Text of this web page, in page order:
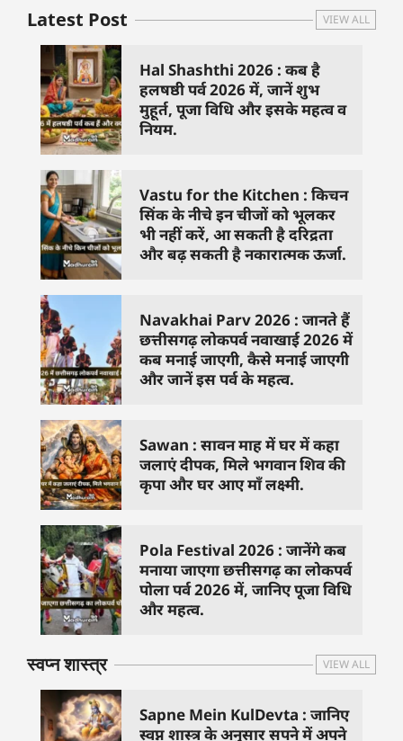
Latest Post VIEW ALL
Hal Shashthi 2026 : कब है
हलषष्ठी पर्व 2026 में, जानें शुभ
मुहूर्त, पूजा विधि और इसके महत्व व
नियम.
Vastu for the Kitchen : किचन
सिंक के नीचे इन चीजों को भूलकर
भी नहीं करें, आ सकती है दरिद्रता
और बढ़ सकती है नकारात्मक ऊर्जा.
Navakhai Parv 2026 : जानते हैं
छत्तीसगढ़ लोकपर्व नवाखाई 2026 में
कब मनाई जाएगी, कैसे मनाई जाएगी
और जानें इस पर्व के महत्व.
Sawan : सावन माह में घर में कहा
जलाएं दीपक, मिले भगवान शिव की
कृपा और घर आए माँ लक्ष्मी.
Pola Festival 2026 : जानेंगे कब
मनाया जाएगा छत्तीसगढ़ का लोकपर्व
पोला पर्व 2026 में, जानिए पूजा विधि
और महत्व.
स्वप्न शास्त्र VIEW ALL
Sapne Mein KulDevta : जानिए
स्वप्न शास्त्र के अनुसार सपने में अपने